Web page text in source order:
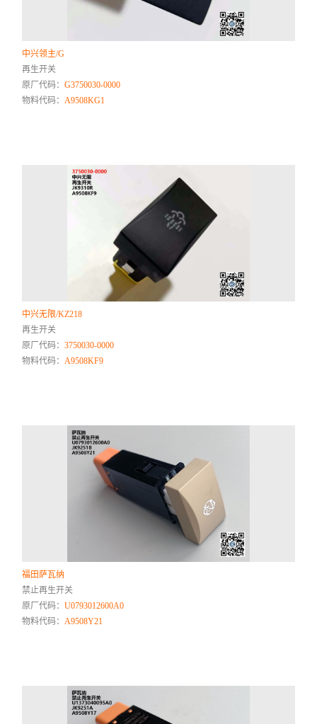
中兴领主/G
再生开关
原厂代码：G3750030-0000
物料代码：A9508KG1
中兴无限/KZ218
再生开关
原厂代码：3750030-0000
物料代码：A9508KF9
福田萨瓦纳
禁止再生开关
原厂代码：U0793012600A0
物料代码：A9508Y21